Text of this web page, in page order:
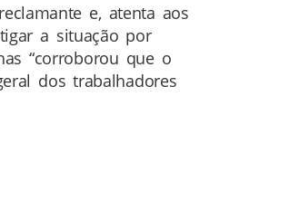
e, atenta aos
a situação por
“corroborou que o
dos trabalhadores